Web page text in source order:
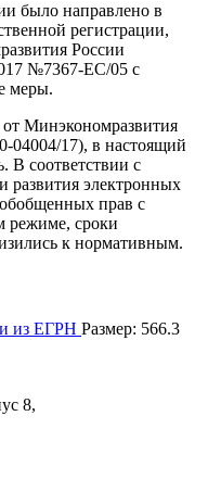
было направлено в
регистрации,
России
№7367-ЕС/05 с
меры.
Минэкономразвития
04004/17), в настоящий
В соответствии с
развития электронных
обобщенных прав с
режиме, сроки
к нормативным.
из ЕГРН Размер: 566.3
8,